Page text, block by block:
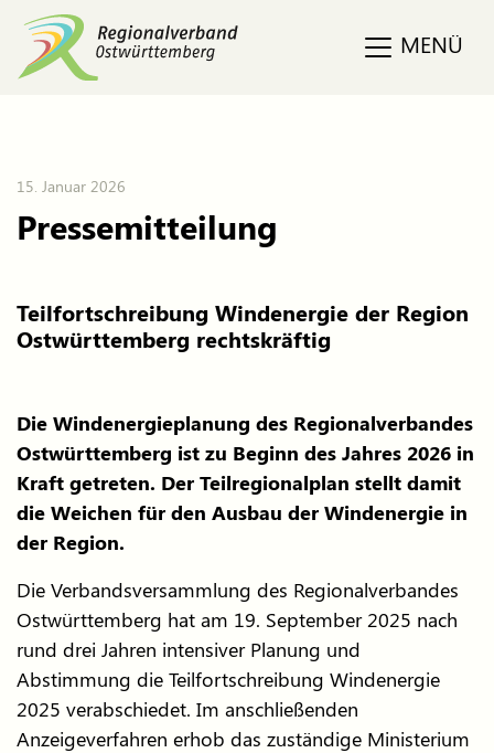
MENÜ
15. Januar 2026
Pressemitteilung
Teilfortschreibung Windenergie der Region
Ostwürttemberg rechtskräftig
Die Windenergieplanung des Regionalverbandes
Ostwürttemberg ist zu Beginn des Jahres 2026 in
Kraft getreten. Der Teilregionalplan stellt damit
die Weichen für den Ausbau der Windenergie in
der Region.
Die Verbandsversammlung des Regionalverbandes
Ostwürttemberg hat am 19. September 2025 nach
rund drei Jahren intensiver Planung und
Abstimmung die Teilfortschreibung Windenergie
2025 verabschiedet. Im anschließenden
Anzeigeverfahren erhob das zuständige Ministerium